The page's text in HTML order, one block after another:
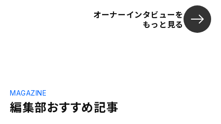
オーナーインタビューを
もっと見る
編集部おすすめ記事
MAGAZINE